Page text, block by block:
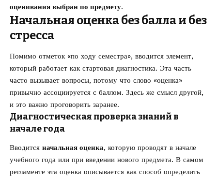
оценивания выбран по предмету.
Начальная оценка без балла и без
стресса
Помимо отметок «по ходу семестра», вводится элемент,
который работает как стартовая диагностика. Эта часть
часто вызывает вопросы, потому что слово «оценка»
привычно ассоциируется с баллом. Здесь же смысл другой,
и это важно проговорить заранее.
Диагностическая проверка знаний в
начале года
Вводится начальная оценка, которую проводят в начале
учебного года или при введении нового предмета. В самом
регламенте эта оценка описывается как способ определить